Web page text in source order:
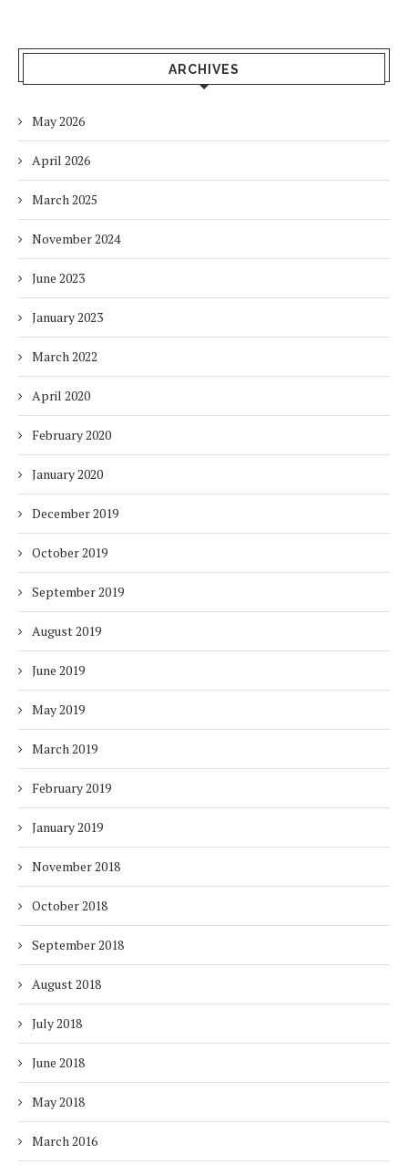
ARCHIVES
May 2026
April 2026
March 2025
November 2024
June 2023
January 2023
March 2022
April 2020
February 2020
January 2020
December 2019
October 2019
September 2019
August 2019
June 2019
May 2019
March 2019
February 2019
January 2019
November 2018
October 2018
September 2018
August 2018
July 2018
June 2018
May 2018
March 2016